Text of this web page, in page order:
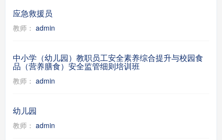
应急救援员
教师： admin
中小学（幼儿园）教职员工安全素养综合提升与校园食
品（营养膳食）安全监管细则培训班
教师： admin
幼儿园
教师： admin